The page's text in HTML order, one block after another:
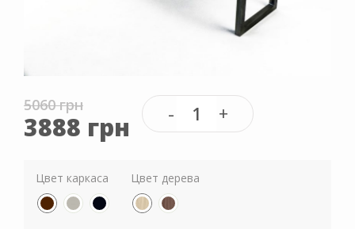
5060 грн
3888 грн
Цвет каркаса Цвет дерева